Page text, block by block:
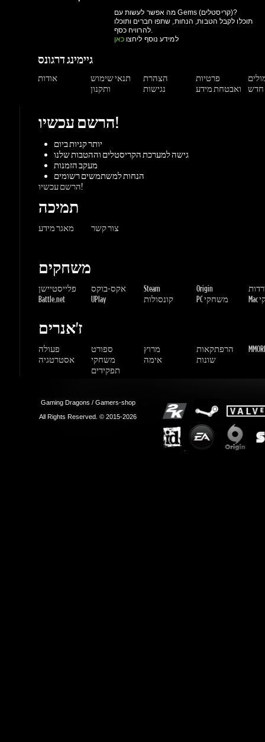
תנאי שימוש הצהרת
נגישות
פרטיות
ואבטחת מידע
יותר קניות ביום
גישה למערכת הקריסטלים וההטבות שלנו
הרשם עכשיו!
תמיכה
מאגר מידע צור קשר
משחקים
Battle.net
UPlay
ז'אנרים
אסטרטגיה
משחקי
תפקידים
אימה שונות
Gaming Dragons / Gamers-shop
All Rights Reserved. © 2015-2026